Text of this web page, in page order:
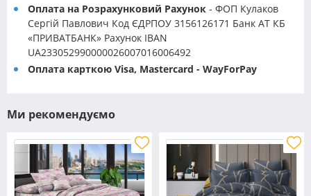
Оплата на Розрахунковий Рахунок - ФОП Кулаков
Сергій Павлович Код ЄДРПОУ 3156126171 Банк АТ КБ
«ПРИВАТБАНК» Рахунок IBAN
UA233052990000026007016006492
Оплата карткою Visa, Mastercard - WayForPay
Ми рекомендуємо